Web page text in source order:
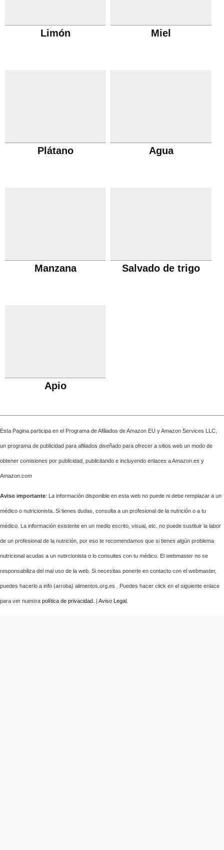
Limón Miel
Plátano Agua
Manzana Salvado de trigo
Apio
Esta Pagina participa en el Programa de Afiliados de Amazon EU y Amazon Services LLC,
un programa de publicidad para afiliados diseñado para ofrecer a sitios web un modo de
obtener comisiones por publicidad, publicitando e incluyendo enlaces a Amazon.es y
Amazon.com
Aviso importante: La información disponible en esta web no puede ni debe remplazar a un
médico o nutricionista. Si tienes dudas, consulta a un profesional de la nutrición o a tu
médico. La información existente en un medio escrito, visual, etc. no puede sustituir la labor
de un profesional de la nutrición, por eso te recomendamos que si tienes algún problema
nutricional acudas a un nutircionista o lo consultes con tu médico. El webmaster no se
responsabiliza del mal uso de la web. Si necesitas ponerte en contacto con el webmaster,
puedes hacerlo a info (arroba) alimentos.org.es . Puedes hacer click en el siguiente enlace
para ver nuestra política de privacidad . | Aviso Legal